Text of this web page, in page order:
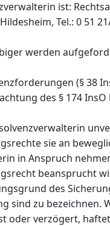
ist:
Tel.: 0 51
werden
(§ 38
des § 174
sie an
in Anspruch
beansprucht
des
sind zu bezeichnen.
oder verzögert,